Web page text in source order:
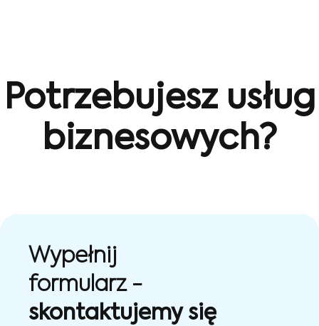
Potrzebujesz usług
biznesowych?
Wypełnij
formularz -
skontaktujemy się